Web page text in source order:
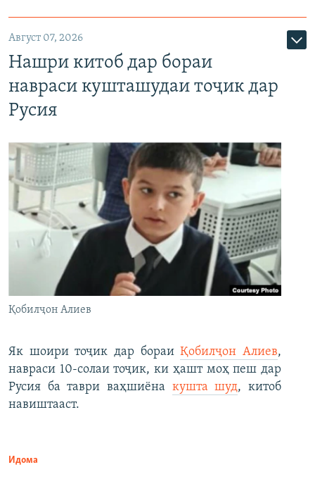
Август 07, 2026
Нашри китоб дар бораи
навраси кушташудаи тоҷик дар
Русия
Қобилҷон Алиев
Як шоири тоҷик дар бораиҚобилҷон Алиев,
навраси 10-солаи тоҷик, ки ҳашт моҳ пеш дар
Русия ба таври ваҳшиёна кушта шуд, китоб
навиштааст.
Идома